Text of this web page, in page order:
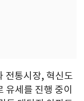
전통시장, 혁신도
유세를 진행 중이